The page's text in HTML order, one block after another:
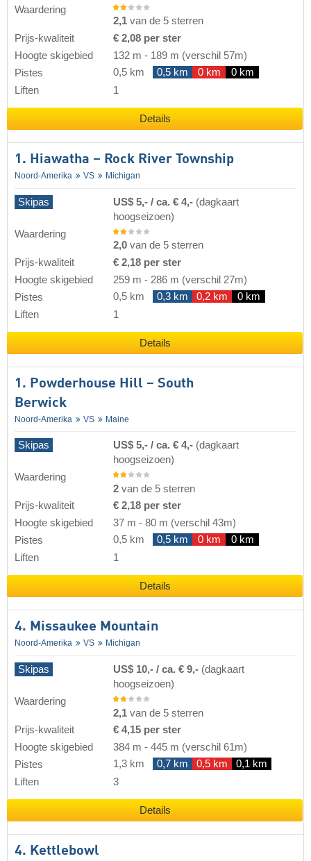
Waardering
2,1 van de 5 sterren
Prijs-kwaliteit
€ 2,08 per ster
Hoogte skigebied
132 m - 189 m (verschil 57m)
Pistes
0,5 km 0,5 km 0 km
0 km
Liften
1
Details
1. Hiawatha – Rock River Township
Noord-Amerika VS Michigan
Skipas US$ 5,- / ca. € 4,- (dagkaart
hoogseizoen)
Waardering
2,0 van de 5 sterren
Prijs-kwaliteit
€ 2,18 per ster
Hoogte skigebied
259 m - 286 m (verschil 27m)
Pistes
0,5 km 0,3 km 0,2 km
0 km
Liften
1
Details
1. Powderhouse Hill – South
Berwick
Noord-Amerika VS Maine
Skipas US$ 5,- / ca. € 4,- (dagkaart
hoogseizoen)
Waardering
2 van de 5 sterren
Prijs-kwaliteit
€ 2,18 per ster
Hoogte skigebied
37 m - 80 m (verschil 43m)
Pistes
0,5 km 0,5 km 0 km
0 km
Liften
1
Details
4. Missaukee Mountain
Noord-Amerika VS Michigan
Skipas US$ 10,- / ca. € 9,- (dagkaart
hoogseizoen)
Waardering
2,1 van de 5 sterren
Prijs-kwaliteit
€ 4,15 per ster
Hoogte skigebied
384 m - 445 m (verschil 61m)
Pistes
1,3 km 0,7 km 0,5 km
0,1 km
Liften
3
Details
4. Kettlebowl